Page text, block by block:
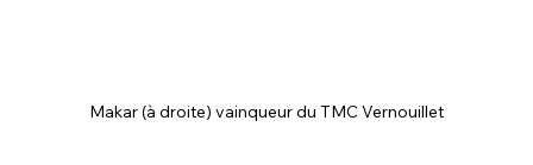
Makar (à droite) vainqueur du TMC Vernouillet